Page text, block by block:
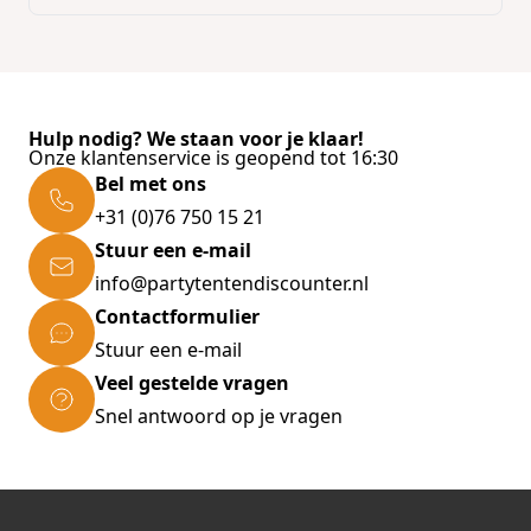
Hulp nodig? We staan voor je klaar!
Onze klantenservice is geopend tot 16:30
Bel met ons
+31 (0)76 750 15 21
Stuur een e-mail
info@partytentendiscounter.nl
Contactformulier
Stuur een e-mail
Veel gestelde vragen
Snel antwoord op je vragen